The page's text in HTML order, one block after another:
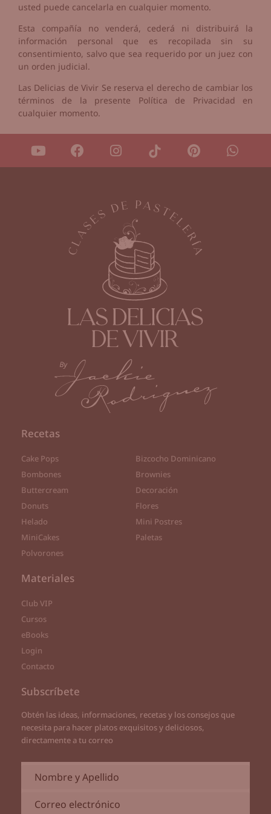
usted puede cancelarla en cualquier momento.
Esta compañía no venderá, cederá ni distribuirá la
información personal que es recopilada sin su
consentimiento, salvo que sea requerido por un juez con
un orden judicial.
Las Delicias de Vivir Se reserva el derecho de cambiar los
términos de la presente Política de Privacidad en
cualquier momento.
Recetas
Cake Pops
Bizcocho Dominicano
Bombones
Brownies
Buttercream
Decoración
Donuts
Flores
Helado
Mini Postres
MiniCakes
Paletas
Polvorones
Materiales
Club VIP
Cursos
eBooks
Login
Contacto
Subscríbete
Obtén las ideas, informaciones, recetas y los consejos que
necesita para hacer platos exquisitos y deliciosos,
directamente a tu correo